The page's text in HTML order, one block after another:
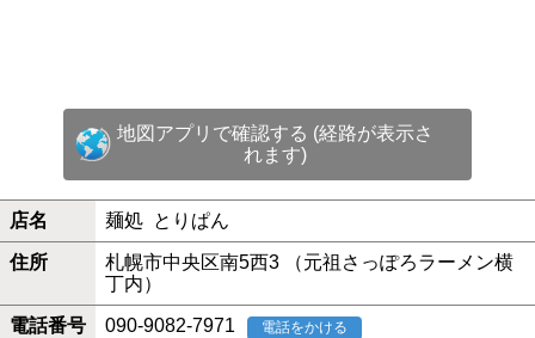
地図アプリで確認する (経路が表示さ
れます)
店名 麺処 とりぱん
住所
札幌市中央区南5西3 （元祖さっぽろラーメン横
丁内）
電話番号 090-9082-7971 電話をかける